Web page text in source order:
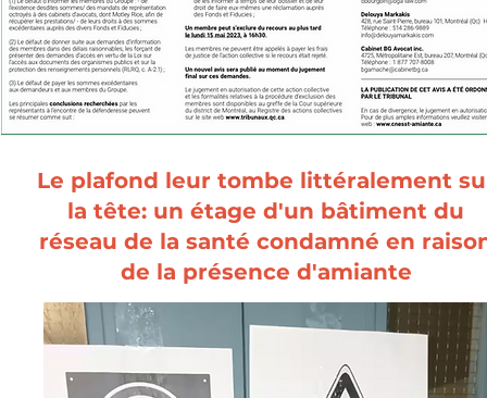
Le plafond leur tombe littéralement
la tête: un étage d'un bâtiment du
réseau de la santé condamné en
de la présence d'amiante